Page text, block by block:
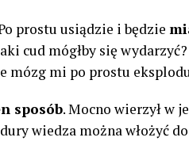
prostu usiądzie i będzie
cud mógłby się wydarzyć?
mózg mi po prostu
sposób. Mocno wierzył w
wiedza można włożyć